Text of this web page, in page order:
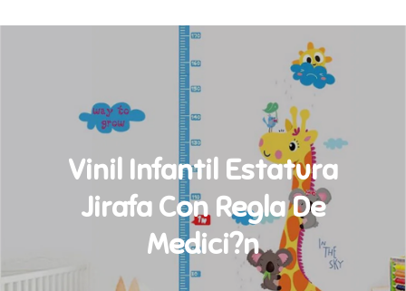
Vinil Infantil Estatura
Jirafa Con Regla De
Medici?n